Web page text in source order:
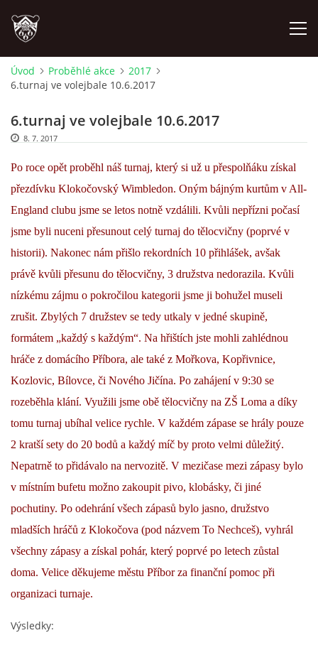
ÚVOD
PLÁNOVANÉ AKCE
PROBĚHLÉ AKCE
NOVINKY
FOTOALBUM
VIDEA
INTERNÍ SEKCE
KONTAKTY
© 2026 eStránky.cz
Úvod Proběhlé akce
2017
6.turnaj ve volejbale 10.6.2017
6.turnaj ve volejbale 10.6.2017
8. 7. 2017
Po roce opět proběhl náš turnaj, který si už u přespolňáku získal
přezdívku Klokočovský Wimbledon. Oným bájným kurtům v All-
England clubu jsme se letos notně vzdálili. Kvůli nepřízni počasí
jsme byli nuceni přesunout celý turnaj do tělocvičny (poprvé v
historii). Nakonec nám přišlo rekordních 10 přihlášek, avšak
právě kvůli přesunu do tělocvičny, 3 družstva nedorazila. Kvůli
nízkému zájmu o pokročilou kategorii jsme ji bohužel museli
zrušit. Zbylých 7 družstev se tedy utkaly v jedné skupině,
formátem „každý s každým“. Na hřištích jste mohli zahlédnou
hráče z domácího Příbora, ale také z Mořkova, Kopřivnice,
Kozlovic, Bílovce, či Nového Jičína. Po zahájení v 9:30 se
rozeběhla klání. Využili jsme obě tělocvičny na ZŠ Loma a díky
tomu turnaj ubíhal velice rychle. V každém zápase se hrály pouze
2 kratší sety do 20 bodů a každý míč by proto velmi důležitý.
Nepatrně to přidávalo na nervozitě. V mezičase mezi zápasy bylo
v místním bufetu možno zakoupit pivo, klobásky, či jiné
pochutiny. Po odehrání všech zápasů bylo jasno, družstvo
mladších hráčů z Klokočova (pod názvem To Nechceš), vyhrál
všechny zápasy a získal pohár, který poprvé po letech zůstal
doma. Velice děkujeme městu Příbor za finanční pomoc při
organizaci turnaje.
Výsledky: